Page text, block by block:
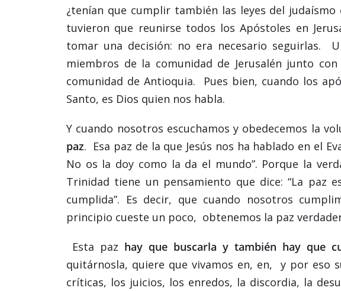
¿tenían que cumplir también las leyes del
tuvieron que reunirse todos los Apóstoles en
tomar una decisión: no era necesario seguirlas.
miembros de la comunidad de Jerusalén junto
comunidad de Antioquia. Pues bien, cuando los
Santo, es Dios quien nos habla.
Y cuando nosotros escuchamos y obedecemos la
paz. Esa paz de la que Jesús nos ha hablado en el
No os la doy como la da el mundo”. Porque la
Trinidad tiene un pensamiento que dice: “La paz
cumplida”. Es decir, que cuando nosotros
principio cueste un poco, obtenemos la paz
Esta paz hay que buscarla y también hay que
quitárnosla, quiere que vivamos en, en, y por eso
críticas, los juicios, los enredos, la discordia, la